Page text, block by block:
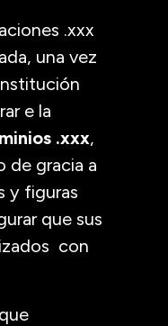
.xxx
una vez
e la
.xxx,
de gracia a
y figuras
que sus
con